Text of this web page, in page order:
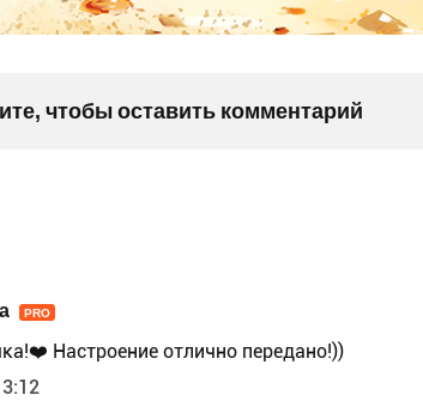
чтобы оставить комментарий
PRO
Настроение отлично передано!))